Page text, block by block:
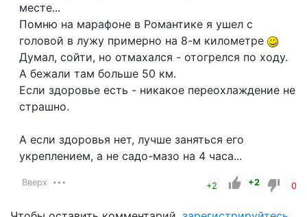
месте...
Помню на марафоне в Романтике я ушел с
головой в лужу примерно на 8-м километре
Думал, сойти, но отмахался - отогрелся по ходу.
А бежали там больше 50 км.
Если здоровье есть - никакое переохлаждение не
страшно.
А если здоровья нет, лучше заняться его
укреплением, а не садо-мазо на 4 часа...
Вверх +2 +2 0